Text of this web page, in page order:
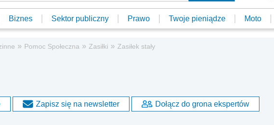
Biznes Sektor publiczny Prawo Twoje pieniądze Moto
» Pomoc Społeczna » Zasiłki » Zasiłek stały
Zapisz się na newsletter Dołącz do grona ekspertów